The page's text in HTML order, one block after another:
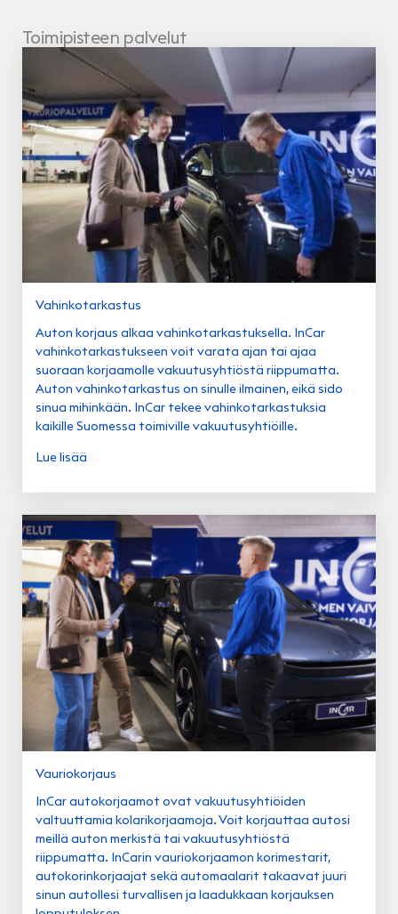
Toimipisteen palvelut
Vahinkotarkastus
Auton korjaus alkaa vahinkotarkastuksella. InCar
vahinkotarkastukseen voit varata ajan tai ajaa
suoraan korjaamolle vakuutusyhtiöstä riippumatta.
Auton vahinkotarkastus on sinulle ilmainen, eikä sido
sinua mihinkään. InCar tekee vahinkotarkastuksia
kaikille Suomessa toimiville vakuutusyhtiöille.
Lue lisää
Vauriokorjaus
InCar autokorjaamot ovat vakuutusyhtiöiden
valtuuttamia kolarikorjaamoja. Voit korjauttaa autosi
meillä auton merkistä tai vakuutusyhtiöstä
riippumatta. InCarin vauriokorjaamon korimestarit,
autokorinkorjaajat sekä automaalarit takaavat juuri
sinun autollesi turvallisen ja laadukkaan korjauksen